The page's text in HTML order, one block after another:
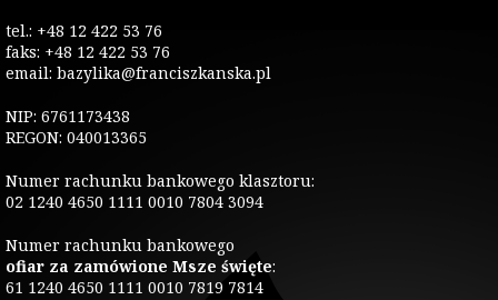
tel.: +48 12 422 53 76
faks: +48 12 422 53 76
email: bazylika@franciszkanska.pl
NIP: 6761173438
REGON: 040013365
Numer rachunku bankowego klasztoru:
02 1240 4650 1111 0010 7804 3094
Numer rachunku bankowego
ofiar za zamówione Msze święte:
61 1240 4650 1111 0010 7819 7814